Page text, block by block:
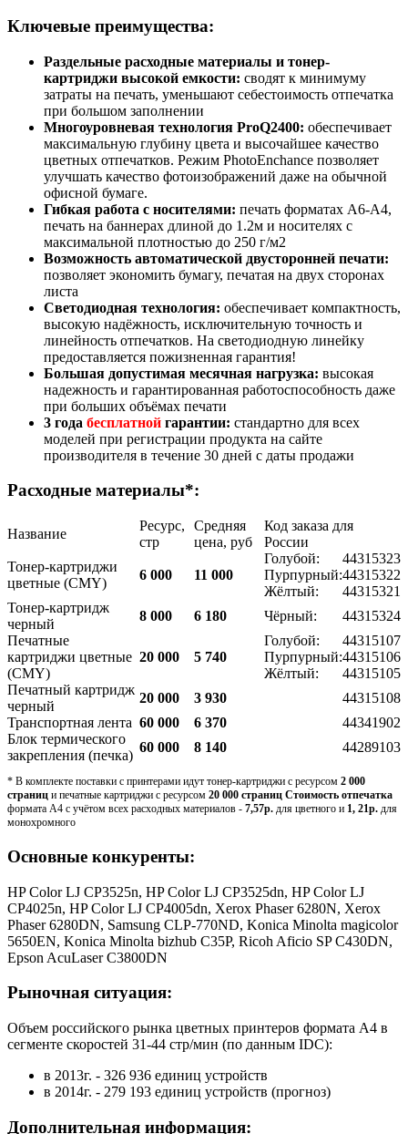
Ключевые преимущества:
Раздельные расходные материалы и тонер-
картриджи высокой емкости: сводят к минимуму
затраты на печать, уменьшают себестоимость отпечатка
при большом заполнении
Многоуровневая технология ProQ2400: обеспечивает
максимальную глубину цвета и высочайшее качество
цветных отпечатков. Режим PhotoEnchance позволяет
улучшать качество фотоизображений даже на обычной
офисной бумаге.
Гибкая работа с носителями: печать форматах А6-А4,
печать на баннерах длиной до 1.2м и носителях с
максимальной плотностью до 250 г/м2
Возможность автоматической двусторонней печати:
позволяет экономить бумагу, печатая на двух сторонах
листа
Светодиодная технология: обеспечивает компактность,
высокую надёжность, исключительную точность и
линейность отпечатков. На светодиодную линейку
предоставляется пожизненная гарантия!
Большая допустимая месячная нагрузка: высокая
надежность и гарантированная работоспособность даже
при больших объёмах печати
3 года бесплатной гарантии: стандартно для всех
моделей при регистрации продукта на сайте
производителя в течение 30 дней с даты продажи
Расходные материалы*:
Название
Ресурс,
стр
Средняя
цена, руб
Код заказа для
России
Тонер-картриджи
цветные (CMY)
6 000 11 000
Голубой:
44315323
Пурпурный:44315322
Жёлтый:
44315321
Тонер-картридж
черный
8 000 6 180 Чёрный:
44315324
Печатные
картриджи цветные
(CMY)
20 000 5 740
Голубой:
44315107
Пурпурный:44315106
Жёлтый:
44315105
Печатный картридж
черный
20 000 3 930
44315108
Транспортная лента 60 000 6 370
44341902
Блок термического
закрепления (печка)
60 000 8 140 44289103
* В комплекте поставки с принтерами идут тонер-картриджи с ресурсом 2 000
страниц и печатные картриджи с ресурсом 20 000 страниц Стоимость отпечатка
формата А4 с учётом всех расходных материалов - 7,57р. для цветного и 1, 21р. для
монохромного
Основные конкуренты:
HP Color LJ CP3525n, HP Color LJ CP3525dn, HP Color LJ
CP4025n, HP Color LJ CP4005dn, Xerox Phaser 6280N, Xerox
Phaser 6280DN, Samsung CLP-770ND, Konica Minolta magicolor
5650EN, Konica Minolta bizhub C35P, Ricoh Aficio SP C430DN,
Epson AcuLaser C3800DN
Рыночная ситуация:
Объем российского рынка цветных принтеров формата А4 в
сегменте скоростей 31-44 стр/мин (по данным IDC):
в 2013г. - 326 936 единиц устройств
в 2014г. - 279 193 единиц устройств (прогноз)
Дополнительная информация: